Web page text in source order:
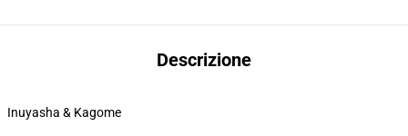
Descrizione
Inuyasha & Kagome